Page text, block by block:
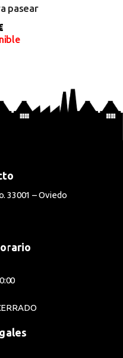
pasear
33001 – Oviedo